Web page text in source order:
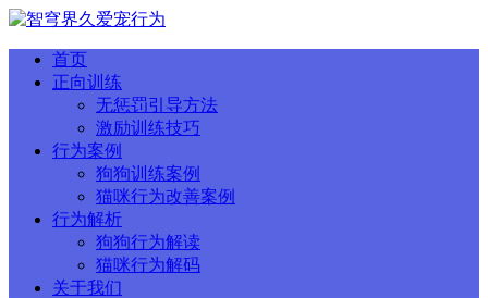
首页
正向训练
无惩罚引导方法
激励训练技巧
行为案例
狗狗训练案例
猫咪行为改善案例
行为解析
狗狗行为解读
猫咪行为解码
关于我们